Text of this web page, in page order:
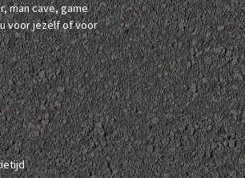
man cave, game
voor jezelf of voor